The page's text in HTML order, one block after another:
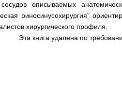
описываемых
риносинусохирургия"
хирургического профиля.
Эта книга удалена по